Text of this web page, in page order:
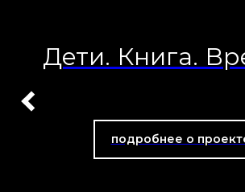
Дети. Книга.
подробнее о